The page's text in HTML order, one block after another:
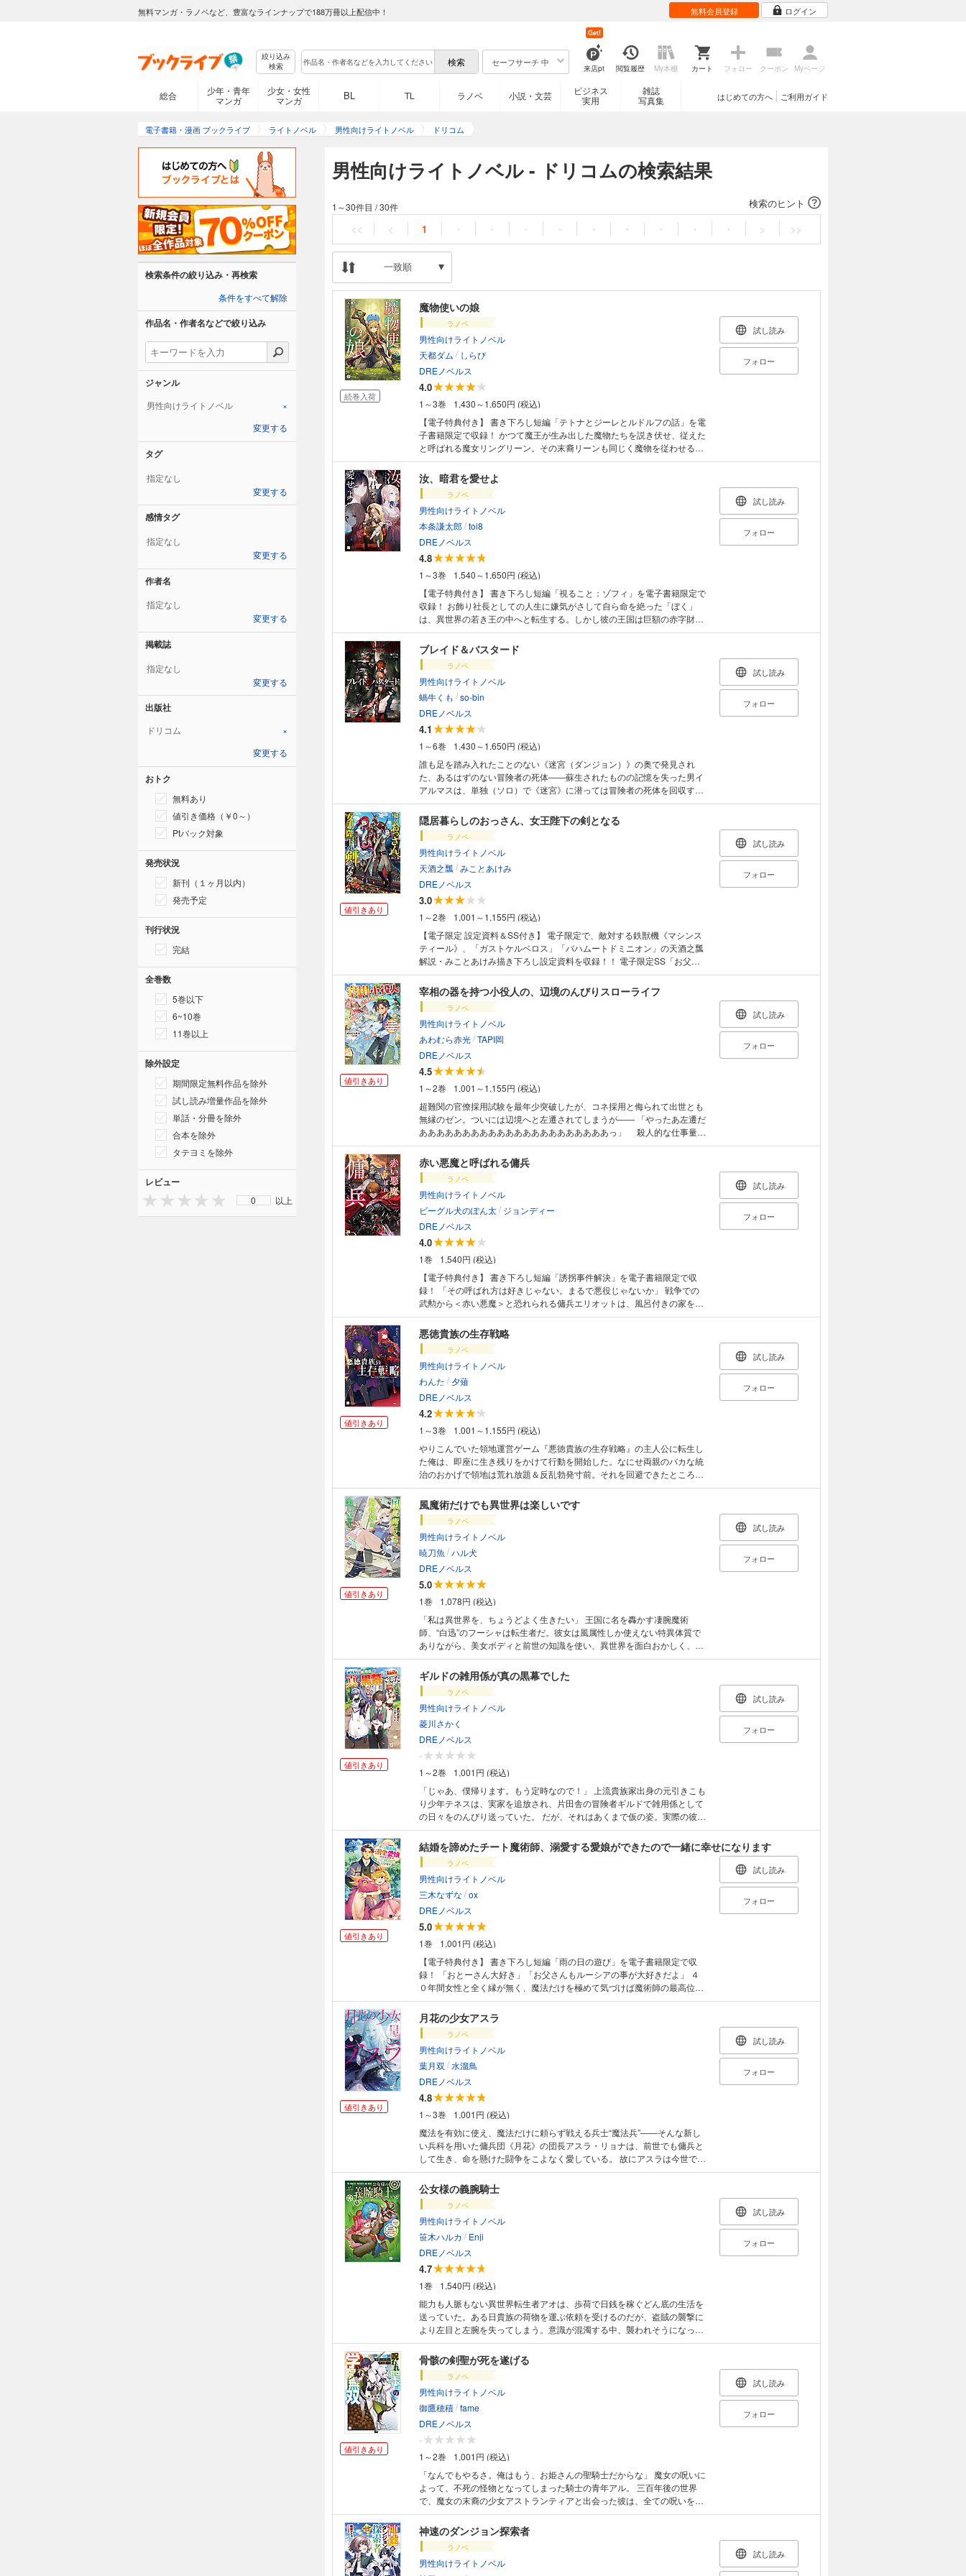
無料マンガ・ラノベなど、豊富なラインナップで188万冊以上配信中！ 無料会員登録 ログイン
絞り込み
検索
セーフサーチ 中
来店pt
Get!
閲覧履歴 My本棚 カート フォロー クーポン Myページ
総合
少年・青年
マンガ
少女・女性
マンガ
BL TL ラノベ 小説・文芸
ビジネス
実用
雑誌
写真集
ご利用ガイド
はじめての方へ
電子書籍・漫画 ブックライブ ライトノベル 男性向けライトノベル ドリコム
男性向けライトノベル - ドリコムの検索結果
検索のヒント
1～30件目 /30件
<< < 1 ・ ・ ・ ・ ・ ・ ・ ・ ・ > >>
一致順
続巻入荷
魔物使いの娘
ラノベ
男性向けライトノベル
天都ダム / しらび
DREノベルス
4.0
1～3巻
1,430～1,650円 (税込)
【電子特典付き】 書き下ろし短編「テトナとジーレとルドルフの話」を電
子書籍限定で収録！ かつて魔王が生み出した魔物たちを説き伏せ、従えた
と呼ばれる魔女リングリーン。その末裔リーンも同じく魔物を従わせる能
力を持っていた。そんな彼女に命を助けられた、魔女狩りの異名を持つ冒
険者ハクラはある事情から護衛として雇われ、一緒に旅をすることにな
る。 特別な力を持つ彼女に舞い込んでくるのは、どれも厄介な魔物が関わ
る事件ばかりだが、実は魔物だけではなく人間にも原因があって……。
「人間って、本当にわからない！」 自信家でわがままで、だけどどこか放
っておけない小悪魔な魔女と歩んでいく普通じゃない物語が始まろうとし
ていた。
試し読み
フォロー
汝、暗君を愛せよ
ラノベ
男性向けライトノベル
本条謙太郎/toi8
DREノベルス
4.8
1～3巻
1,540～1,650円 (税込)
【電子特典付き】 書き下ろし短編「視ること：ゾフィ」を電子書籍限定で
収録！ お飾り社長としての人生に嫌気がさして自ら命を絶った「ぼく」
は、異世界の若き王の中へと転生する。しかし彼の王国は巨額の赤字財政
と列強の干渉に悩まされ、国内には革命の気配すら漂い始めていた。 政治
的影響力を無視できない妃候補の令嬢たちと、自分よりも明らかに有能な
重臣たちに取り巻かれ、無力な異世界人たる彼にできることはあまりに少
ない。だが、何とか“上手くやらなければ”生き残れない。 「ぼくの名は、
暗愚な君主の1人として残るだろう。永遠に」 それでもなお、彼は玉座に
在り続ける。かつて“投げ捨てた”役割を今度こそ全うするために。
試し読み
フォロー
ブレイド＆バスタード
ラノベ
男性向けライトノベル
蝸牛くも /so-bin
DREノベルス
4.1
1～6巻
1,430～1,650円 (税込)
誰も足を踏み入れたことのない《迷宮（ダンジョン）》の奥で発見され
た、あるはずのない冒険者の死体――蘇生されたものの記憶を失った男イ
アルマスは、単独（ソロ）で《迷宮》に潜っては冒険者の死体を回収する
日々を送っていた。 《蘇生》が成功しようが失敗して灰となろうが、頓着
せず対価を求める姿を蔑みつつも一目置く冒険者たち。そんな彼の灰塗れ
の日常は、壊滅した徒党（パーティ）の唯一の生き残り「残飯（ガーベイ
ジ）」と呼ばれる少女剣士との出会いを機に動き始める！ 蝸牛くも×so-
binが贈るダークファンタジー登場！！
試し読み
フォロー
値引きあり
隠居暮らしのおっさん、女王陛下の剣となる
ラノベ
男性向けライトノベル
天酒之瓢 /みことあけみ
DREノベルス
3.0
1～2巻
1,001～1,155円 (税込)
【電子限定 設定資料＆SS付き】 電子限定で、敵対する鉄獣機《マシンス
ティール》、「ガストケルベロス」「バハムートドミニオン」の天酒之瓢
解説・みことあけみ描き下ろし設定資料を収録！！ 電子限定SS「お父さ
んはお仕事中」 「何が来ようと俺がぶっ飛ばしてやるからな！」 「さす
がは僕の師匠！ ビシッと喧嘩止めてくれたんですね！」 王国筆頭騎士
を引退後、最辺境の街で巨大な人型機械「鉄獣機《マシンスティール》」
を操縦し、貨物運びの仕事をする毎日を送るワット・シアーズ。ときには
「鉄獣機」乗りの師匠、ときには街の仲裁役としてお人好しながらも頼ら
れるおっさんとして、しがない余生を過ごすはずだったが…… 「父親の名
は『ワット・シアーズ』。私はあなたに会いに来たのです」 自分の娘と
名乗る少女アンナとの出会いを機に、彼の騎士としての物語が再び動き出
す。 「……『継承選争』が、始まったのです」 次期国王を選ぶための
争い『継承選争』。ワットは次期”王”の資格を持つアンナが継承候補の王
弟に狙われていることを知り助けることに。 のちに王国を巻き込んだこ
の出来事は娘（女王）の剣として、王国最強の騎士に復帰するきっかけと
なり―― 娘のために引退したおっさんが最強に返り咲き。天酒之瓢×み
試し読み
フォロー
値引きあり
宰相の器を持つ小役人の、辺境のんびりスローライフ
ラノベ
男性向けライトノベル
あわむら赤光/TAPI岡
DREノベルス
4.5
1～2巻
1,001～1,155円 (税込)
超難関の官僚採用試験を最年少突破したが、コネ採用と侮られて出世とも
無縁のゼン。ついには辺境へと左遷されてしまうが―― 「やったあ左遷だ
ああああああああああああああああああああああっ」 殺人的な仕事量に
うんざりしていたゼンは、逆に大喜び。親友の大狼キールを連れ、念願の
田舎のんびり暮らしを満喫することに！ 釣りをしたり、命を狙われる皇
女エリシャを匿ったり、役場で百人分の仕事を一瞬で処理したり、軍隊で
も手こずる魔物を退治したり。 「ああ、田舎っていいなあ。毎日のんびり
できるなあ」 やがて皆がその才覚に気づく男の、頼られまくり辺境スロ
ーライフ！
試し読み
フォロー
赤い悪魔と呼ばれる傭兵
ラノベ
男性向けライトノベル
ビーグル犬のぽん太/ ジョンディー
DREノベルス
4.0
1巻
1,540円 (税込)
【電子特典付き】 書き下ろし短編「誘拐事件解決」を電子書籍限定で収
録！ 「その呼ばれ方は好きじゃない。まるで悪役じゃないか」 戦争での
武勲から＜赤い悪魔＞と恐れられる傭兵エリオットは、風呂付きの家を買
う為、日々依頼を受けていた。そんなある日、仕事で出会った聖女パトレ
アと共に魔物を討伐することになる。前情報と違う魔物が出現したこと
で、その原因を探ることになるのだが死霊術の痕跡が残る人体実験や奴隷
の売買など、きな臭い事件に繋がっていたのだった。 この時より、敵の血
で全身を染めてきた傭兵は竜と神の思惑が交錯する数奇な運命に足を踏み
入れていく――。
試し読み
フォロー
値引きあり
悪徳貴族の生存戦略
ラノベ
男性向けライトノベル
わんた / 夕薙
DREノベルス
4.2
1～3巻
1,001～1,155円 (税込)
やりこんでいた領地運営ゲーム『悪徳貴族の生存戦略』の主人公に転生し
た俺は、即座に生き残りをかけて行動を開始した。なにせ両親のバカな統
治のおかげで領地は荒れ放題＆反乱勃発寸前。それを回避できたところで
王家に睨まれたり、勇者が乗り込んできたり、魔物に襲撃されたりと、破
滅エンドは山ほど用意されているのだ。 味方であるはずの専属メイドや家
令すら信用できない状況で、俺のギリギリな戦いが始まる！ すべては、
生き残って贅沢三昧な生活を手に入れるために!!
試し読み
フォロー
値引きあり
風魔術だけでも異世界は楽しいです
ラノベ
男性向けライトノベル
暁刀魚 /ハル犬
DREノベルス
5.0
1巻
1,078円 (税込)
「私は異世界を、ちょうどよく生きたい」 王国に名を轟かす凄腕魔術
師、“白迅”のフーシャは転生者だ。彼女は風属性しか使えない特異体質で
ありながら、美女ボディと前世の知識を使い、異世界を面白おかしく、そ
して『ちょうどよく』生きていた。 護衛や冒険といった定番イベントを楽
しみ、時には頼れるお姉さん教師として青少年の心を乱したり、プリンセ
スをからかってみたり、悪友とバカ騒ぎもする。そして時には――悪を裁
くため、暗躍することも。 これは風に愛された魔術師の、成り上がりや無
双はしない、ひたすら賑やかで自由な異世界の日常譚。
試し読み
フォロー
値引きあり
ギルドの雑用係が真の黒幕でした
ラノベ
男性向けライトノベル
菱川さかく
DREノベルス
-
1～2巻
1,001円 (税込)
「じゃあ、僕帰ります。もう定時なので！」 上流貴族家出身の元引きこも
り少年テネスは、実家を追放され、片田舎の冒険者ギルドで雑用係として
の日々をのんびり送っていた。 だが、それはあくまで仮の姿。実際の彼は
秘密のアジトに居を構え、世界を支配するいびつなルールを打ち壊そうと
する組織の黒幕だった!? 「さあ、世界を裏から変えよう。引きこもりらし
くね」 【隠者】のスキルと持ち前の機転、そして頼りになる最強の仲間と
ともに、暗躍ファンタジーこっそり開幕！！
試し読み
フォロー
値引きあり
結婚を諦めたチート魔術師、溺愛する愛娘ができたので一緒に幸せになります
ラノベ
男性向けライトノベル
三木なずな /ox
DREノベルス
5.0
1巻
1,001円 (税込)
【電子特典付き】 書き下ろし短編「雨の日の遊び」を電子書籍限定で収
録！ 「おとーさん大好き」「お父さんもルーシアの事が大好きだよ」 ４
０年間女性と全く縁が無く、魔法だけを極めて気づけば魔術師の最高位Ｓ
級魔術師になっていたライト・マーキナス。すでに結婚を諦めていた彼
は、どうしても自分の子供が欲しく教会で「神との契約書」を結び、自分
の血を受け継いだ愛娘（神の子）を授かることに。 娘の寝顔を見る幸せ、
自分以上の魔法の才能を開花していく喜び、娘を褒められる幸福。愛娘と
の充実した日々は、それまで仕事と名声しかなかった魔術師の人生を、と
たんにバラ色の人生に変貌させていき――？ 娘に最弱な親馬鹿（父親）と
最強の娘がおくるチート親子ファンタジー！
試し読み
フォロー
値引きあり
月花の少女アスラ
ラノベ
男性向けライトノベル
葉月双 /水溜鳥
DREノベルス
4.8
1～3巻
1,001円 (税込)
魔法を有効に使え、魔法だけに頼らず戦える兵士“魔法兵”――そんな新し
い兵科を用いた傭兵団《月花》の団長アスラ・リョナは、前世でも傭兵と
して生き、命を懸けた闘争をこよなく愛している。 故にアスラは今世でも
同じ道へと突き進む。迷いなく、躊躇いもなく。 「夢のような戦闘を続け
よう。ロマン溢れる魔法を主体とした戦闘を。……ああ、君たちにとって
は悪夢のような、だったかな」 偽り、謀り、欺きながら類い稀な魔法の才
能と才覚で戦場を巡るアスラは、この世界でも悪名と戦果を挙げてい
き……やがて《銀色の魔王》と恐れられる少女のダークファンタジーが幕
を開ける。
試し読み
フォロー
公女様の義腕騎士
ラノベ
男性向けライトノベル
笹木ハルカ / Enji
DREノベルス
4.7
1巻
1,540円 (税込)
能力も人脈もない異世界転生者アオは、歩荷で日銭を稼ぐどん底の生活を
送っていた。ある日貴族の荷物を運ぶ依頼を受けるのだが、盗賊の襲撃に
より左目と左腕を失ってしまう。意識が混濁する中、襲われそうになって
いる貴族の少女を目にすると、彼は謎の声に導かれるまま、使えるはずの
ない魔法を右腕から発動させて盗賊を討伐する。 そのまま気を失ったアオ
だったが、目を覚ますと魔法の反動で右腕まで失っていた。そんな彼に救
われた少女リコッタは恩人へ宣言する。 「決めました。わたくし、アオ様
のところに嫁ぎます！」 可愛い公爵令嬢に見染められた騎士の成り上がり
譚が幕を開ける！
試し読み
フォロー
値引きあり
骨骸の剣聖が死を遂げる
ラノベ
男性向けライトノベル
御鷹穂積/fame
DREノベルス
-
1～2巻
1,001円 (税込)
「なんでもやるさ。俺はもう、お姫さんの聖騎士だからな」 魔女の呪いに
よって、不死の怪物となってしまった騎士の青年アル。 三百年後の世界
で、魔女の末裔の少女アストランティアと出会った彼は、全ての呪いを殲
滅すべく、彼女の騎士になることを誓った。 アストランティアの願いによ
り、彼は呪いと戦う“聖者”を育成する学院へ入学し、正体を隠して生きる
ことになる。 しかし、三百年磨き続けた実力は隠しきれるものではなく、
入試でトップクラスの聖者を圧倒してしまい……!? 異形の騎士と異端の聖
女、最強タッグが紡ぐ学院無双ファンタジー！
試し読み
フォロー
神速のダンジョン探索者
ラノベ
男性向けライトノベル
試し読み
検索条件の絞り込み・再検索
条件をすべて解除
作品名・作者名などで絞り込み
ジャンル
男性向けライトノベル ×
変更する
タグ
指定なし
変更する
感情タグ
指定なし
変更する
作者名
指定なし
変更する
掲載誌
指定なし
変更する
出版社
ドリコム ×
変更する
おトク
無料あり
値引き価格（￥0～）
Ptバック対象
発売状況
新刊（１ヶ月以内）
発売予定
刊行状況
完結
全巻数
5巻以下
6~10巻
11巻以上
除外設定
期間限定無料作品を除外
試し読み増量作品を除外
単話・分冊を除外
合本を除外
タテヨミを除外
レビュー
0 以上